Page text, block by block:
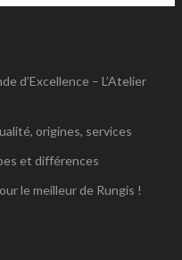
d’Excellence – L’Atelier
origines, services
et différences
le meilleur de Rungis !